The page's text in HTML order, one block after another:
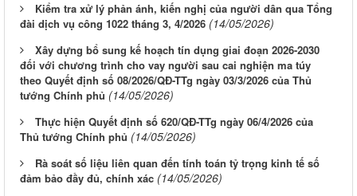
Kiểm tra xử lý phản ánh, kiến nghị của người dân qua Tổng
đài dịch vụ công 1022 tháng 3, 4/2026 (14/05/2026)
Xây dựng bổ sung kế hoạch tín dụng giai đoạn 2026-2030
đối với chương trình cho vay người sau cai nghiện ma túy
theo Quyết định số 08/2026/QĐ-TTg ngày 03/3/2026 của Thủ
tướng Chính phủ (14/05/2026)
Thực hiện Quyết định số 620/QĐ-TTg ngày 06/4/2026 của
Thủ tướng Chính phủ (14/05/2026)
Rà soát số liệu liên quan đến tính toán tỷ trọng kinh tế số
đảm bảo đầy đủ, chính xác (14/05/2026)